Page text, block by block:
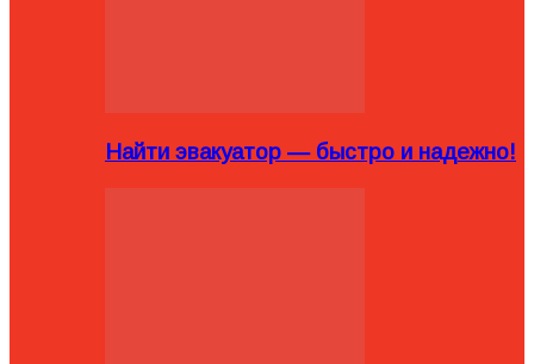
Найти эвакуатор — быстро и надежно!